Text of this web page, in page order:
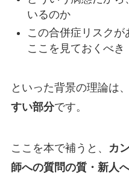
いるのか
この合併症リスク
ここを見ておくべき
といった背景の理論は、
すい部分です。
ここを本で補うと、
カ
師への質問の質・新人